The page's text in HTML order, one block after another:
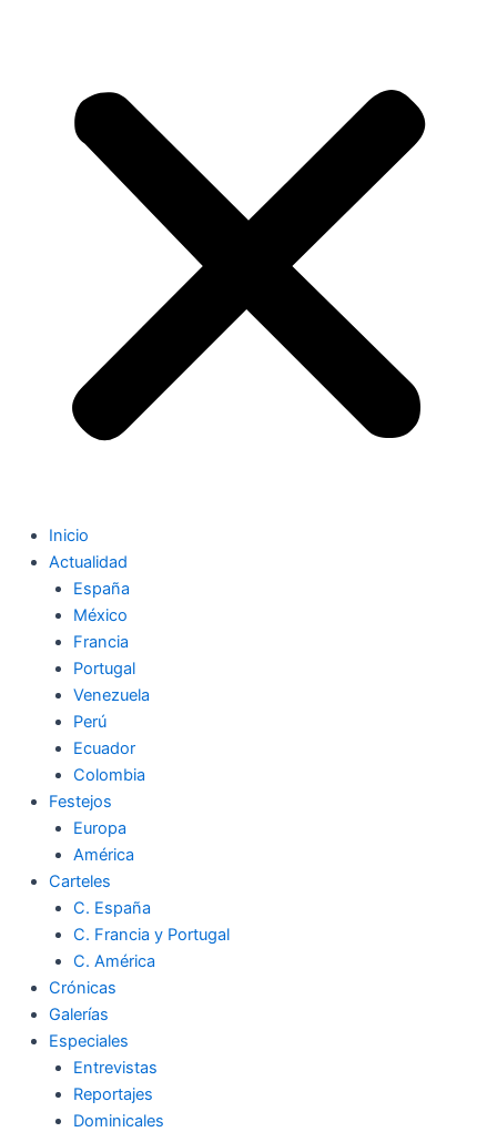
Inicio
Actualidad
España
México
Francia
Portugal
Venezuela
Perú
Ecuador
Colombia
Festejos
Europa
América
Carteles
C. España
C. Francia y Portugal
C. América
Crónicas
Galerías
Especiales
Entrevistas
Reportajes
Dominicales